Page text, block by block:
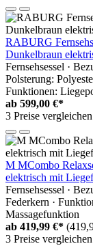
RABURG
Dunkelbraun
Fernsehsessel ·
Polsterung:
Funktionen:
ab 599,00 €*
3 Preise vergleichen
M MCombo
elektrisch mit
Fernsehsessel ·
Federkern ·
Massagefunktion
ab 419,99 €*
3 Preise vergleichen